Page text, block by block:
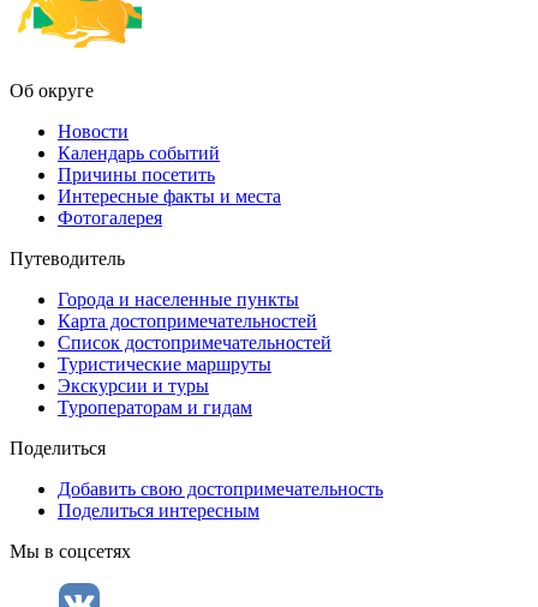
Об округе
Новости
Календарь событий
Причины посетить
Интересные факты и места
Фотогалерея
Путеводитель
Города и населенные пункты
Карта достопримечательностей
Список достопримечательностей
Туристические маршруты
Экскурсии и туры
Туроператорам и гидам
Поделиться
Добавить свою достопримечательность
Поделиться интересным
Мы в соцсетях